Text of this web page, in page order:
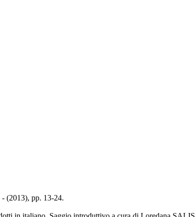
(2013), pp. 13-24.